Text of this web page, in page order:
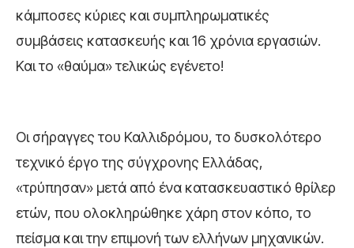
κάμποσες κύριες και συμπληρωματικές
συμβάσεις κατασκευής και 16 χρόνια εργασιών.
Και το «θαύμα» τελικώς εγένετο!
Οι σήραγγες του Καλλιδρόμου, το δυσκολότερο
τεχνικό έργο της σύγχρονης Ελλάδας,
«τρύπησαν» μετά από ένα κατασκευαστικό θρίλερ
ετών, που ολοκληρώθηκε χάρη στον κόπο, το
πείσμα και την επιμονή των ελλήνων μηχανικών.